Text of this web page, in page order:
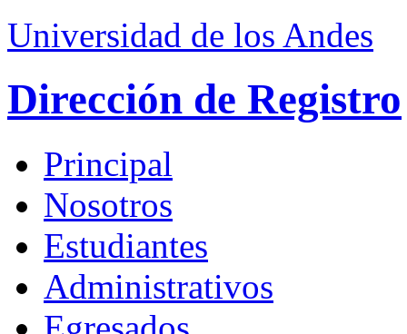
Universidad de los Andes
Dirección de Registro
Principal
Nosotros
Estudiantes
Administrativos